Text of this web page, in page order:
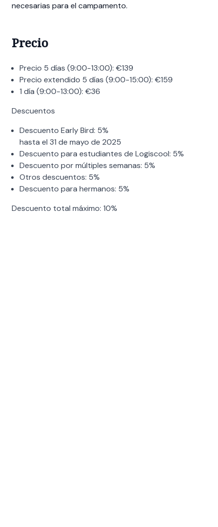
necesarias para el campamento.
Precio
Precio 5 días (9:00-13:00): €139
Precio extendido 5 días (9:00-15:00): €159
1 día (9:00-13:00): €36
Descuentos
Descuento Early Bird: 5%
hasta el 31 de mayo de 2025
Descuento para estudiantes de Logiscool: 5%
Descuento por múltiples semanas: 5%
Otros descuentos: 5%
Descuento para hermanos: 5%
Descuento total máximo: 10%